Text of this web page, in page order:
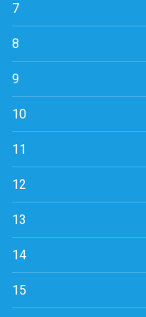
7
8
9
10
11
12
13
14
15